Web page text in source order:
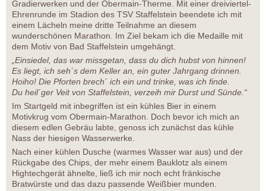
Gradierwerken und der Obermain-Therme. Mit einer dreiviertel-
Ehrenrunde im Stadion des TSV Staffelstein beendete ich mit
einem Lächeln meine dritte Teilnahme an diesem
wunderschönen Marathon. Im Ziel bekam ich die Medaille mit
dem Motiv von Bad Staffelstein umgehängt.
„Einsiedel, das war missgetan, dass du dich hubst von hinnen!
Es liegt, ich seh´s dem Keller an, ein guter Jahrgang drinnen.
Hoiho! Die Pforten brech´ ich ein und trinke, was ich finde.
Du heil´ger Veit von Staffelstein, verzeih mir Durst und Sünde.“
Im Startgeld mit inbegriffen ist ein kühles Bier in einem
Motivkrug vom Obermain-Marathon. Doch bevor ich mich an
diesem edlen Gebräu labte, genoss ich zunächst das kühle
Nass der hiesigen Wasserwerke.
Nach einer kühlen Dusche (warmes Wasser war aus) und der
Rückgabe des Chips, der mehr einem Bauklotz als einem
Hightechgerät ähnelte, ließ ich mir noch echt fränkische
Bratwürste und das dazu passende Weißbier munden.